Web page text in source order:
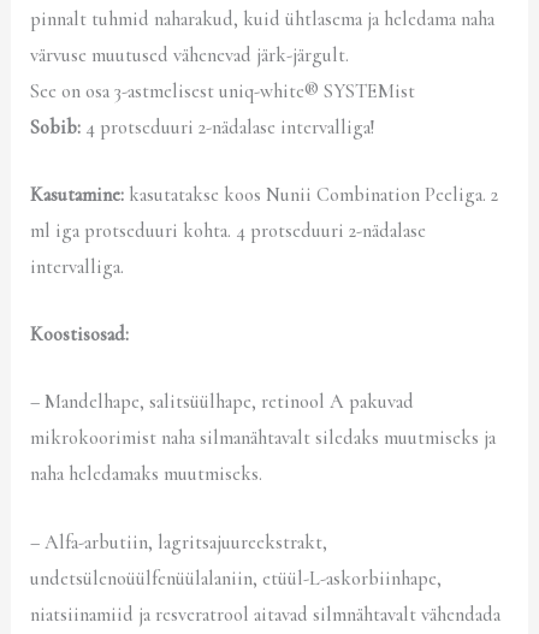
pinnalt tuhmid naharakud, kuid ühtlasema ja heledama naha
värvuse muutused vähenevad järk-järgult.
See on osa 3-astmelisest uniq-white® SYSTEMist
Sobib: 4 protseduuri 2-nädalase intervalliga!
Kasutamine: kasutatakse koos Nunii Combination Peeliga. 2
ml iga protseduuri kohta. 4 protseduuri 2-nädalase
intervalliga.
Koostisosad:
– Mandelhape, salitsüülhape, retinool A pakuvad
mikrokoorimist naha silmanähtavalt siledaks muutmiseks ja
naha heledamaks muutmiseks.
– Alfa-arbutiin, lagritsajuureekstrakt,
undetsülenoüülfenüülalaniin, etüül-L-askorbiinhape,
niatsiinamiid ja resveratrool aitavad silmnähtavalt vähendada